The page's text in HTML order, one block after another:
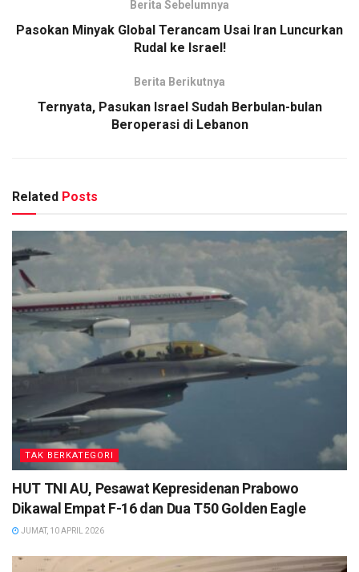
Berita Sebelumnya
Pasokan Minyak Global Terancam Usai Iran Luncurkan
Rudal ke Israel!
Berita Berikutnya
Ternyata, Pasukan Israel Sudah Berbulan-bulan
Beroperasi di Lebanon
Related Posts
TAK BERKATEGORI
HUT TNI AU, Pesawat Kepresidenan Prabowo
Dikawal Empat F-16 dan Dua T50 Golden Eagle
JUMAT, 10 APRIL 2026